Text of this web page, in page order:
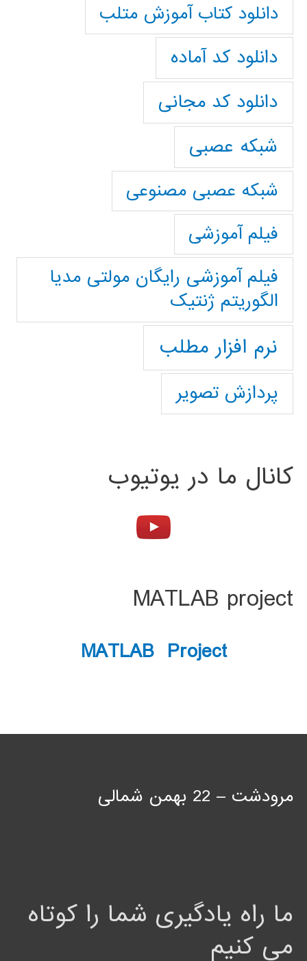
دانلود کتاب آموزش متلب
دانلود کد آماده
دانلود کد مجانی
شبکه عصبی
شبکه عصبی مصنوعی
فیلم آموزشی
فیلم آموزشی رایگان مولتی مدیا
الگوریتم ژنتیک
نرم افزار مطلب
پردازش تصویر
کانال ما در یوتیوب
MATLAB project
MATLAB Project
مرودشت – 22 بهمن شمالی
ما راه یادگیری شما را کوتاه
می کنیم